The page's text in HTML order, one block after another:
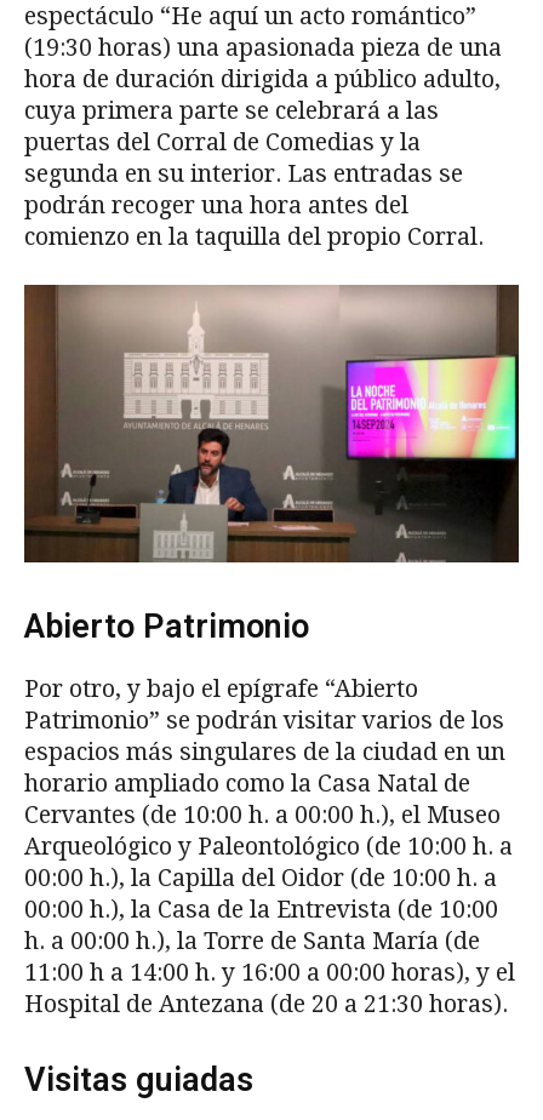
espectáculo “He aquí un acto romántico”
(19:30 horas) una apasionada pieza de una
hora de duración dirigida a público adulto,
cuya primera parte se celebrará a las
puertas del Corral de Comedias y la
segunda en su interior. Las entradas se
podrán recoger una hora antes del
comienzo en la taquilla del propio Corral.
Abierto Patrimonio
Por otro, y bajo el epígrafe “Abierto
Patrimonio” se podrán visitar varios de los
espacios más singulares de la ciudad en un
horario ampliado como la Casa Natal de
Cervantes (de 10:00 h. a 00:00 h.), el Museo
Arqueológico y Paleontológico (de 10:00 h. a
00:00 h.), la Capilla del Oidor (de 10:00 h. a
00:00 h.), la Casa de la Entrevista (de 10:00
h. a 00:00 h.), la Torre de Santa María (de
11:00 h a 14:00 h. y 16:00 a 00:00 horas), y el
Hospital de Antezana (de 20 a 21:30 horas).
Visitas guiadas